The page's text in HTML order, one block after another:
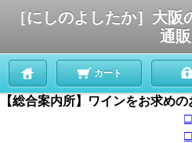
［にしのよしたか］大
通販
カート
【総合案内所】ワインをお求め